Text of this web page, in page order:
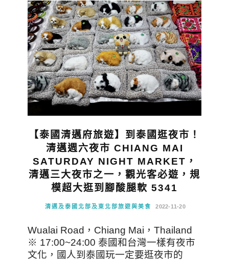
【泰國清邁府旅遊】到泰國逛夜市！
清邁週六夜市 CHIANG MAI
SATURDAY NIGHT MARKET，
清邁三大夜市之一，觀光客必遊，規
模超大逛到腳酸腿軟 5341
清邁及泰國北部及東北部旅遊與美食 2022-11-20
Wualai Road，Chiang Mai，Thailand
※ 17:00~24:00 泰國和台灣一樣有夜市
文化，國人到泰國玩一定要逛夜市的